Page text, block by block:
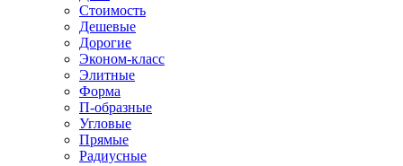
Стоимость
Дешевые
Дорогие
Эконом-класс
Элитные
Форма
П-образные
Угловые
Прямые
Радиусные